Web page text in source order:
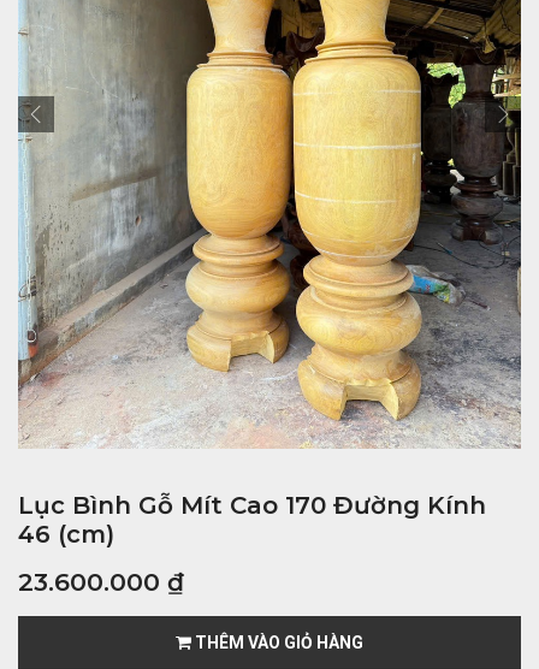
Lục Bình Gỗ Mít Cao 170 Đường Kính
46 (cm)
23.600.000 ₫
THÊM VÀO GIỎ HÀNG